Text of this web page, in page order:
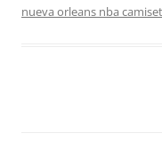
nueva orleans nba